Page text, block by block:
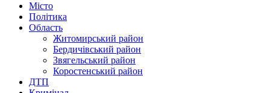
Місто
Політика
Область
Житомирський район
Бердичівський район
Звягельський район
Коростенський район
ДТП